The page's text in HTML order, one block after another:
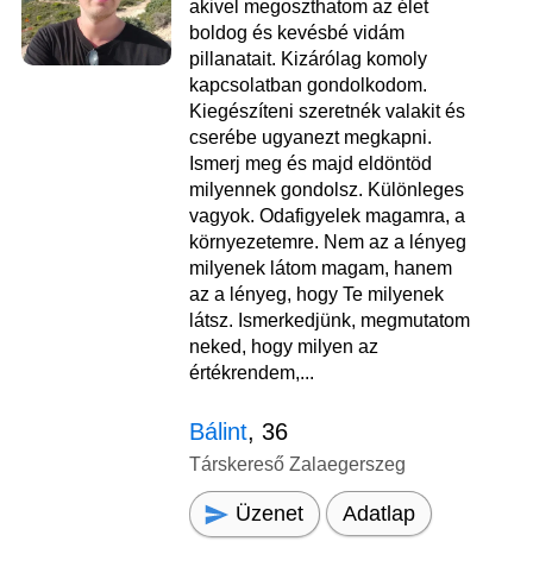
akivel megoszthatom az élet
boldog és kevésbé vidám
pillanatait. Kizárólag komoly
kapcsolatban gondolkodom.
Kiegészíteni szeretnék valakit és
cserébe ugyanezt megkapni.
Ismerj meg és majd eldöntöd
milyennek gondolsz. Különleges
vagyok. Odafigyelek magamra, a
környezetemre. Nem az a lényeg
milyenek látom magam, hanem
az a lényeg, hogy Te milyenek
látsz. Ismerkedjünk, megmutatom
neked, hogy milyen az
értékrendem,...
Bálint, 36
Társkereső Zalaegerszeg
Üzenet Adatlap